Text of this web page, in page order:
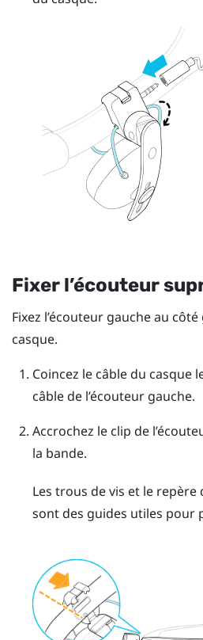
Fixer l’écouteur
Fixez l’écouteur gauche au
casque.
Coincez le câble du casque
câble de l’écouteur gauche.
Accrochez le clip de
la bande.
Les trous de vis et le
sont des guides utiles pour